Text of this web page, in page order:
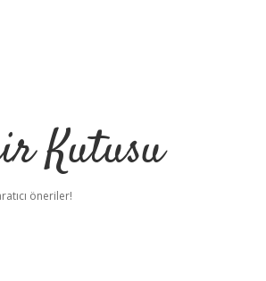
Kutusu
öneriler!